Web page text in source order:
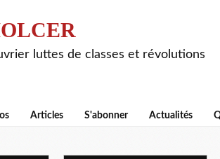
luttes de classes et révolutions
Articles S'abonner Actualités